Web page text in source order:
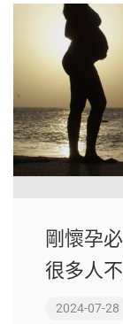
剛懷孕
很多人
2024-07-28